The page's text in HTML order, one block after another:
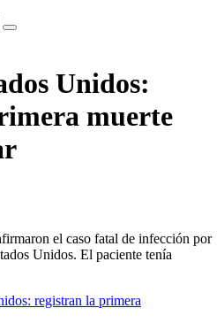
Unidos:
muerte
el caso fatal de infección por
Unidos. El paciente tenía